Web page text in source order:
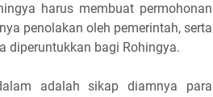
harus membuat permohonan
penolakan oleh pemerintah, serta
diperuntukkan bagi Rohingya.
adalah sikap diamnya para